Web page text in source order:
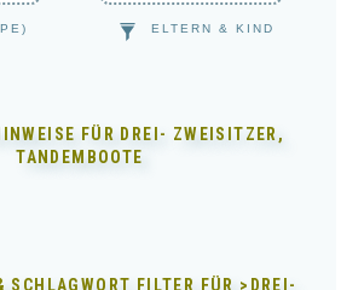
ELTERN & KIND
FÜR DREI- ZWEISITZER,
TANDEMBOOTE
SCHLAGWORT FILTER FÜR >DREI-